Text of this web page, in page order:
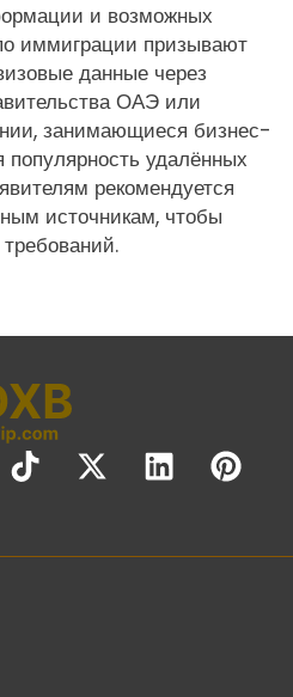
и возможных
иммиграции призывают
данные через
ОАЭ или
занимающиеся бизнес-
удалённых
рекомендуется
источникам, чтобы